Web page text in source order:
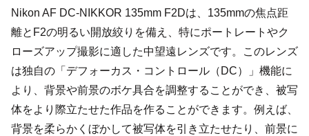
Nikon AF DC-NIKKOR 135mm F2Dは、135mmの焦点距
離とF2の明るい開放絞りを備え、特にポートレートやク
ローズアップ撮影に適した中望遠レンズです。このレンズ
は独自の「デフォーカス・コントロール（DC）」機能に
より、背景や前景のボケ具合を調整することができ、被写
体をより際立たせた作品を作ることができます。例えば、
背景を柔らかくぼかして被写体を引き立たせたり、前景に